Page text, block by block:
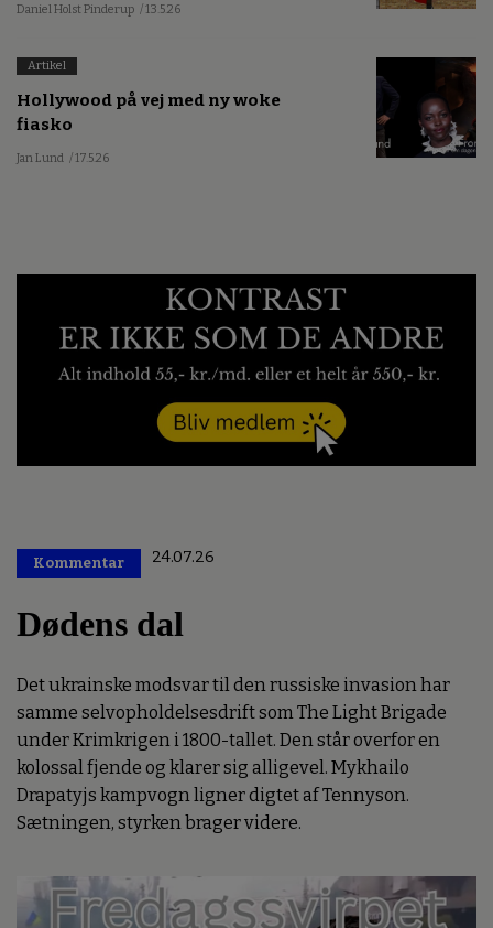
Daniel Holst Pinderup / 13.5.26
Artikel
Hollywood på vej med ny woke
fiasko
Jan Lund / 17.5.26
Kommentar 24.07.26
Dødens dal
Det ukrainske modsvar til den russiske invasion har
samme selvopholdelsesdrift som The Light Brigade
under Krimkrigen i 1800-tallet. Den står overfor en
kolossal fjende og klarer sig alligevel. Mykhailo
Drapatyjs kampvogn ligner digtet af Tennyson.
Sætningen, styrken brager videre.